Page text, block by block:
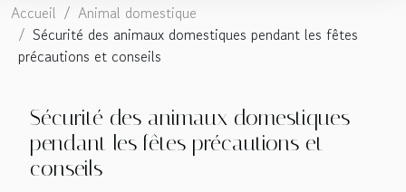
Accueil
Animal domestique
Sécurité des animaux domestiques pendant les fêtes
précautions et conseils
Sécurité des animaux domestiques
pendant les fêtes précautions et
conseils